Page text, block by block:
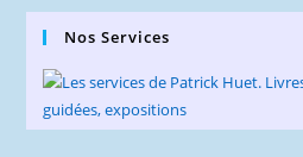
Nos Services